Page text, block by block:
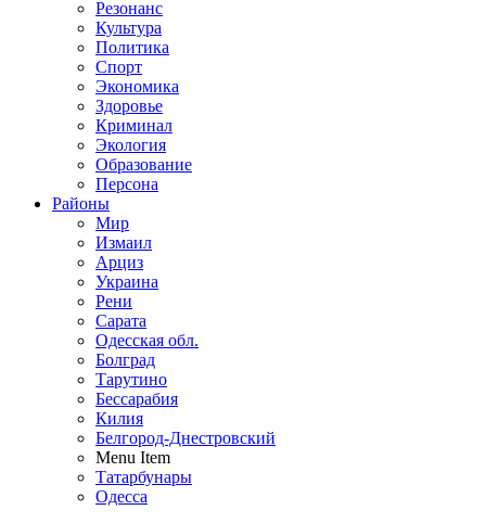
Резонанс
Культура
Политика
Спорт
Экономика
Здоровье
Криминал
Экология
Образование
Персона
Районы
Мир
Измаил
Арциз
Украина
Рени
Сарата
Одесская обл.
Болград
Тарутино
Бессарабия
Килия
Белгород-Днестровский
Menu Item
Татарбунары
Одесса